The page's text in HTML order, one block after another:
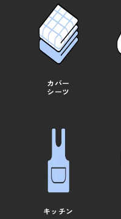
カバー
シーツ
キッチン